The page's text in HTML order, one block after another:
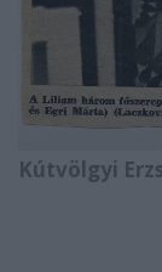
Kútvölgyi